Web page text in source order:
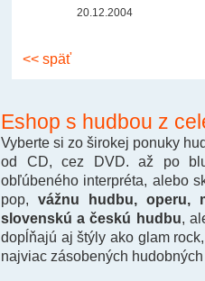
20.12.2004
<< späť
Eshop s hudbou z
Vyberte si zo širokej ponuky
od CD, cez DVD. až po
obľúbeného interpréta, alebo
pop, vážnu hudbu, operu,
slovenskú a českú hudbu ,
dopĺňajú aj štýly ako glam
najviac zásobených